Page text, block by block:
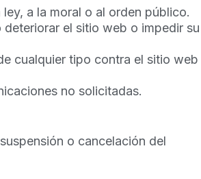
a la moral o al orden público.
el sitio web o impedir su
cualquier tipo contra el sitio web
no solicitadas.
o cancelación del